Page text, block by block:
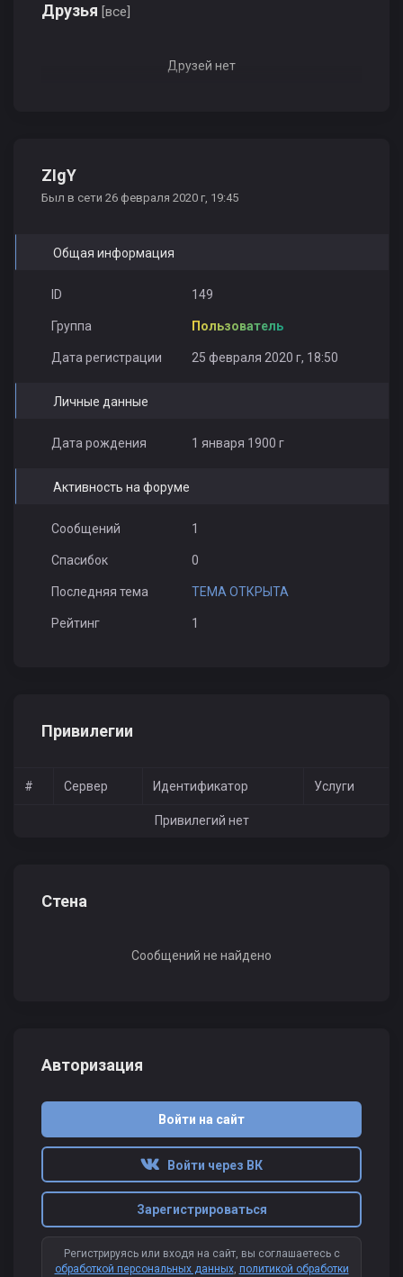
Друзья [все]
Друзей нет
ZIgY
Был в сети 26 февраля 2020 г, 19:45
Общая информация
ID 149
Группа Пользователь
Дата регистрации 25 февраля 2020 г, 18:50
Личные данные
Дата рождения 1 января 1900 г
Активность на форуме
Сообщений 1
Спасибок 0
Последняя тема ТЕМА ОТКРЫТА
Рейтинг 1
Привилегии
# Сервер Идентификатор Услуги
Привилегий нет
Стена
Сообщений не найдено
Авторизация
Войти на сайт
Войти через ВК
Зарегистрироваться
Регистрируясь или входя на сайт, вы соглашаетесь с
обработкой персональных данных, политикой обработки